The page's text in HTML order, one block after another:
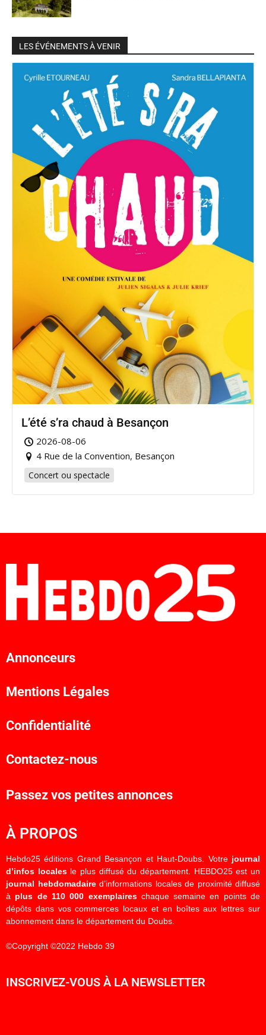
LES ÉVÉNEMENTS À VENIR
L’été s’ra chaud à Besançon
2026-08-06
4 Rue de la Convention, Besançon
Concert ou spectacle
Annonceurs
Mentions Légales
Confidentialité
Contactez-nous
Passez vos petites annonces
À PROPOS
Hebdo25 éditions Grand Besançon et Haut-Doubs. Votre journal
d’infos localesle plus diffusé du département. HEBDO25 est un
journal hebdomadaired’informations locales de proximité diffusé
à plus de 110 000 exemplaireschaque semaine en points de
dépôts dans vos commerces locaux et en boîtes aux lettres sur
abonnement dans le département du Doubs.
©Copyright ©2022 Hebdo 39
INSCRIVEZ-VOUS À LA NEWSLETTER